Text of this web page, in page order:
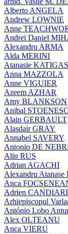
Alberto ANGELA
Andrew LOWNIE
Anne
Andrei Daniel
Alexandru ARMA
Alda MERINI
Atanasie KATIGAS
Anna MAZZOLA
Anne VIGUIER
Azeem AZHAR
Amy BLANKSON
Anibal
Alain GERBAULT
Alasdair GRAY
Annabel SAVERY
Antonio DE
Alin RUS
Adrian AGACHI
Alexandru
Anca
Adrien
Arhiepiscopul
António Lobo
Alex OLTEANU
Anca VIERU